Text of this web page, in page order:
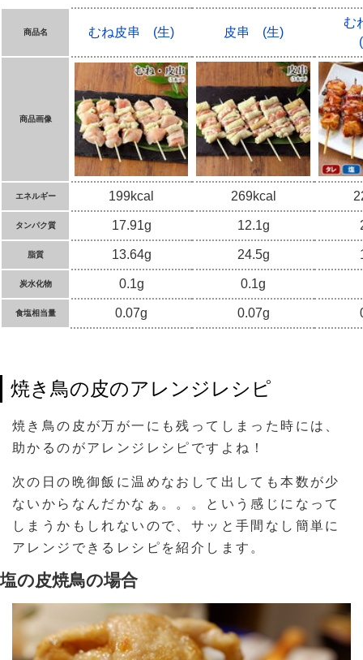
商品名 むね皮串 (生) 皮串 (生)
む
商品画像
エネルギー 199kcal 269kcal
タンパク質 17.91g 12.1g
脂質 13.64g 24.5g
炭水化物 0.1g 0.1g
食塩相当量 0.07g 0.07g
焼き鳥の皮のアレンジレシピ
焼き鳥の皮が万が一にも残ってしまった時には、
助かるのがアレンジレシピですよね！
次の日の晩御飯に温めなおして出しても本数が少
ないからなんだかなぁ。。。という感じになって
しまうかもしれないので、サッと手間なし簡単に
アレンジできるレシピを紹介します。
塩の皮焼鳥の場合